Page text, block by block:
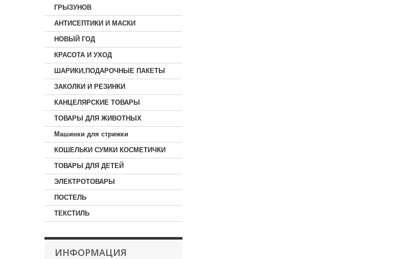
ГРЫЗУНОВ
АНТИСЕПТИКИ И МАСКИ
НОВЫЙ ГОД
КРАСОТА И УХОД
ШАРИКИ,ПОДАРОЧНЫЕ ПАКЕТЫ
ЗАКОЛКИ И РЕЗИНКИ
КАНЦЕЛЯРСКИЕ ТОВАРЫ
ТОВАРЫ ДЛЯ ЖИВОТНЫХ
Машинки для стрижки
КОШЕЛЬКИ СУМКИ КОСМЕТИЧКИ
ТОВАРЫ ДЛЯ ДЕТЕЙ
ЭЛЕКТРОТОВАРЫ
ПОСТЕЛЬ
ТЕКСТИЛЬ
ИНФОРМАЦИЯ